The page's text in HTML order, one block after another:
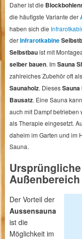
Daher ist die
die häufigste Variante der
haben sich die
derInfrarotkabine
Selbstbauist mit
selber bauen. Im Sauna
zahlreiches Zubehör oft als
Saunaholz. DiesesSauna
Bausatz. Eine Sauna
auch mit Dampf betrieben
als Therapie eingesetzt.
daheim im Garten und im
Sauna.
Außenbereich
Der Vorteil der
Aussensauna
ist die
Möglichkeit im